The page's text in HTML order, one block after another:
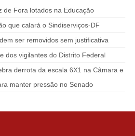
de Fora lotados na Educação
que calará o Sindiserviços-DF
ser removidos sem justificativa
dos vigilantes do Distrito Federal
derrota da escala 6X1 na Câmara e
manter pressão no Senado